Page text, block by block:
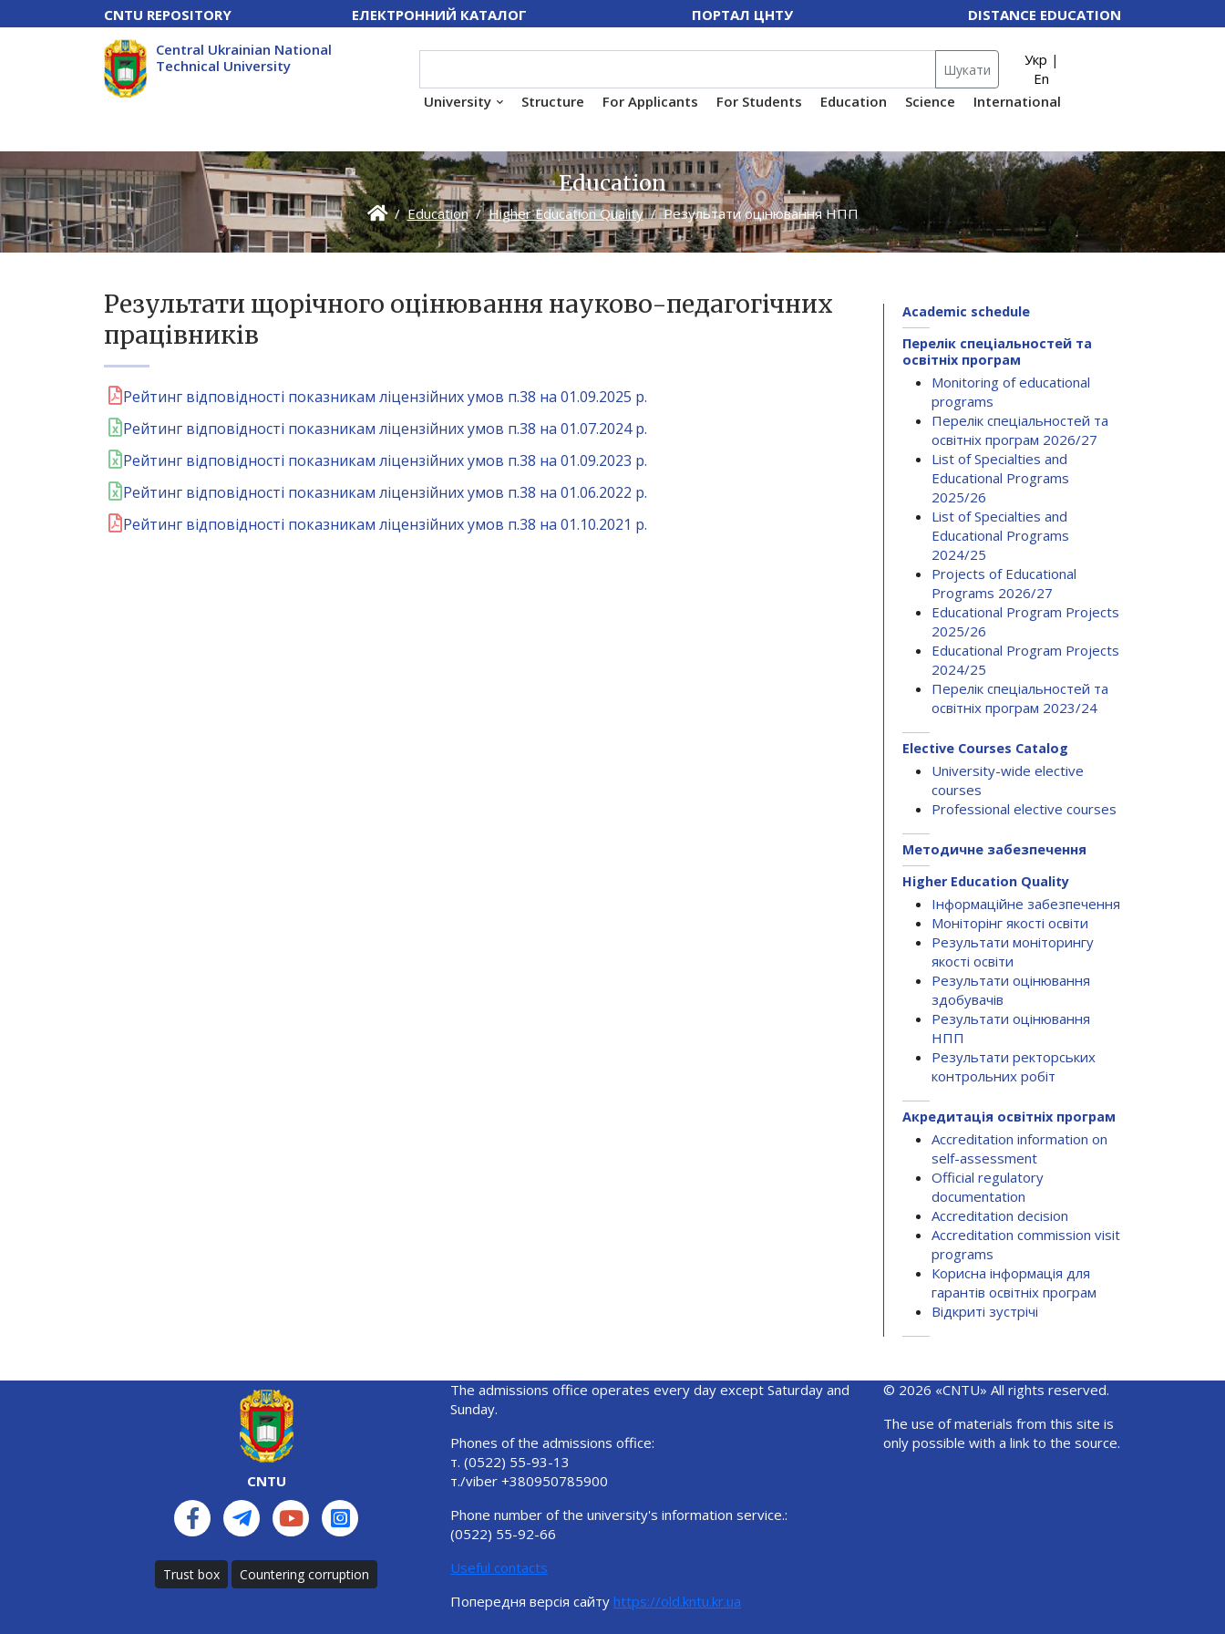
CNTU REPOSITORY ЕЛЕКТРОННИЙ КАТАЛОГ ПОРТАЛ ЦНТУ
DISTANCE EDUCATION
Central Ukrainian National
Technical University
Шукати
Укр |
En
University
Structure For Applicants For Students Education Science International
Education
Education Higher Education Quality Результати оцінювання НПП
Результати щорічного оцінювання науково-педагогічних
працівників
Рейтинг відповідності показникам ліцензійних умов п.38 на 01.09.2025 р.
Рейтинг відповідності показникам ліцензійних умов п.38 на 01.07.2024 р.
Рейтинг відповідності показникам ліцензійних умов п.38 на 01.09.2023 р.
Рейтинг відповідності показникам ліцензійних умов п.38 на 01.06.2022 р.
Рейтинг відповідності показникам ліцензійних умов п.38 на 01.10.2021 р.
Academic schedule
Перелік спеціальностей та
освітніх програм
Monitoring of educational
programs
Перелік спеціальностей та
освітніх програм 2026/27
List of Specialties and
Educational Programs
2025/26
List of Specialties and
Educational Programs
2024/25
Projects of Educational
Programs 2026/27
Educational Program Projects
2025/26
Educational Program Projects
2024/25
Перелік спеціальностей та
освітніх програм 2023/24
Elective Courses Catalog
University-wide elective
courses
Professional elective courses
Методичне забезпечення
Higher Education Quality
Інформаційне забезпечення
Моніторінг якості освіти
Результати моніторингу
якості освіти
Результати оцінювання
здобувачів
Результати оцінювання
НПП
Результати ректорських
контрольних робіт
Акредитація освітніх програм
Accreditation information on
self-assessment
Official regulatory
documentation
Accreditation decision
Accreditation commission visit
programs
Корисна інформація для
гарантів освітніх програм
Відкриті зустрічі
CNTU
Trust box Countering corruption
The admissions office operates every day except Saturday and
Sunday.
Phones of the admissions office:
т. (0522) 55-93-13
т./viber +380950785900
Phone number of the university's information service.:
(0522) 55-92-66
Useful contacts
Попередня версія сайту https://old.kntu.kr.ua
© 2026 «CNTU» All rights reserved.
The use of materials from this site is
only possible with a link to the source.